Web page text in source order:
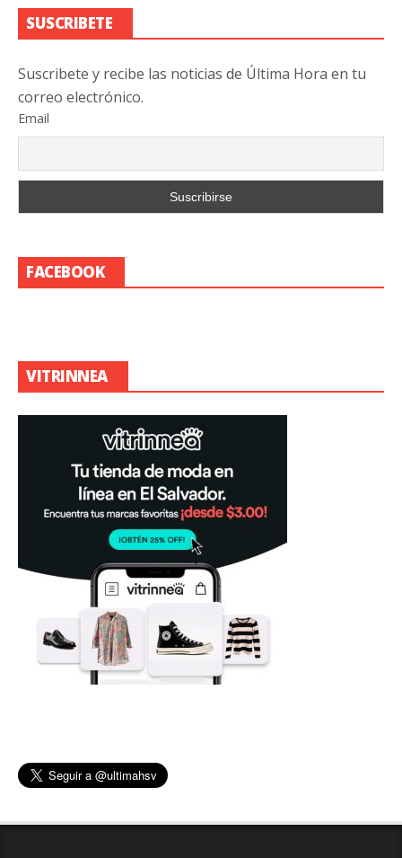
SUSCRIBETE
Suscribete y recibe las noticias de Última Hora en tu
correo electrónico.
Email
FACEBOOK
VITRINNEA